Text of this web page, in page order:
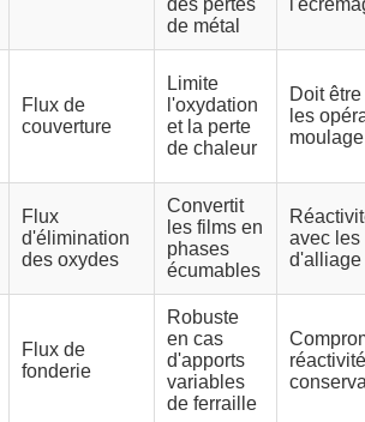
de métal
Flux de
couverture
Limite
l'oxydation
et la perte
de chaleur
Doit
les
Flux
d'élimination
des oxydes
Convertit
les films en
phases
écumables
avec les
d'alliage
Flux de
fonderie
Robuste
en cas
d'apports
variables
de ferraille